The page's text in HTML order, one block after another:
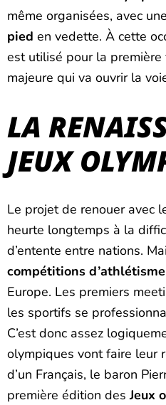
même organisées, avec
pied en vedette. À cette
est utilisé pour la première
majeure qui va ouvrir la
LA
JEUX
Le projet de renouer avec
heurte longtemps à la
d’entente entre nations.
compétitions d’athlétisme
Europe. Les premiers
les sportifs se
C’est donc assez
olympiques vont faire leur
d’un Français, le baron
première édition desJeux